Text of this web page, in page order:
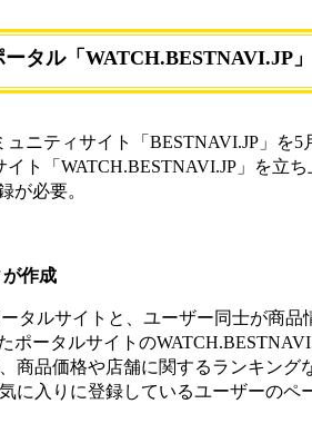
タル「WATCH.BESTNAVI.JP」
ニティサイト「BESTNAVI.JP」を5
ト「WATCH.BESTNAVI.JP」を立
が必要。
作成
タルサイトと、ユーザー同士が商品
ータルサイトの
商品価格や店舗に関するランキング
に入りに登録しているユーザーのペ